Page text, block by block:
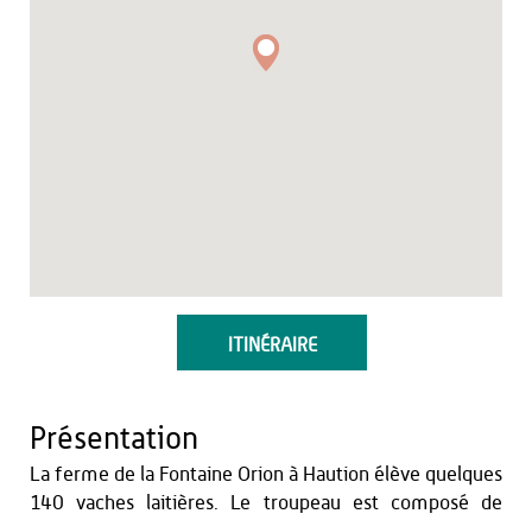
ITINÉRAIRE
Présentation
La ferme de la Fontaine Orion à Haution élève quelques
140 vaches laitières. Le troupeau est composé de